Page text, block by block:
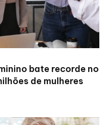
bate recorde no
de mulheres